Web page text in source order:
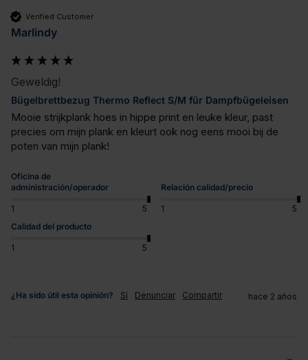
Verified Customer
Marlindy
Geweldig!
Bügelbrettbezug Thermo Reflect S/M für Dampfbügeleisen
Mooie strijkplank hoes in hippe print en leuke kleur, past
precies om mijn plank en kleurt ook nog eens mooi bij de
poten van mijn plank!
Oficina de
administración/operador
1 5
Relación calidad/precio
1
5
Calidad del producto
1 5
¿Ha sido útil esta opinión? Sí Denunciar Compartir hace 2 años